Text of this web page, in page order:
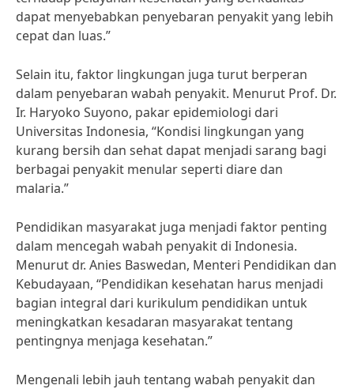
dapat menyebabkan penyebaran penyakit yang lebih
cepat dan luas.”
Selain itu, faktor lingkungan juga turut berperan
dalam penyebaran wabah penyakit. Menurut Prof. Dr.
Ir. Haryoko Suyono, pakar epidemiologi dari
Universitas Indonesia, “Kondisi lingkungan yang
kurang bersih dan sehat dapat menjadi sarang bagi
berbagai penyakit menular seperti diare dan
malaria.”
Pendidikan masyarakat juga menjadi faktor penting
dalam mencegah wabah penyakit di Indonesia.
Menurut dr. Anies Baswedan, Menteri Pendidikan dan
Kebudayaan, “Pendidikan kesehatan harus menjadi
bagian integral dari kurikulum pendidikan untuk
meningkatkan kesadaran masyarakat tentang
pentingnya menjaga kesehatan.”
Mengenali lebih jauh tentang wabah penyakit dan